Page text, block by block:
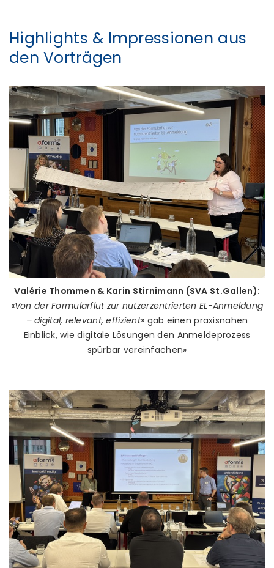
Highlights & Impressionen aus
den Vorträgen
Valérie Thommen & Karin Stirnimann (SVA St.Gallen):
«Von der Formularflut zur nutzerzentrierten EL-Anmeldung
– digital, relevant, effizient» gab einen praxisnahen
Einblick, wie digitale Lösungen den Anmeldeprozess
spürbar vereinfachen»